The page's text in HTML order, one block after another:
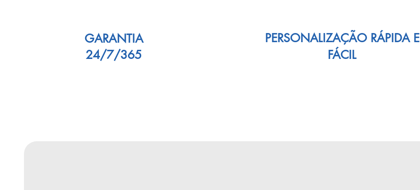
GARANTIA
24/7/365
PERSONALIZAÇÃO RÁPIDA E
FÁCIL